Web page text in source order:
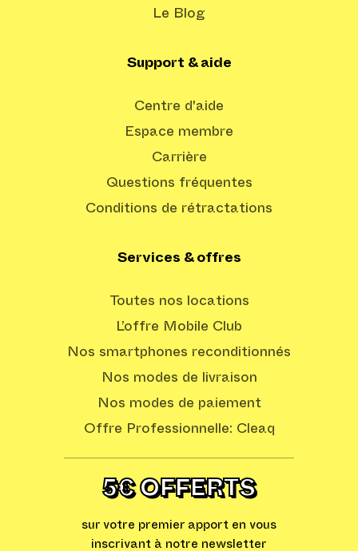
Le Blog
Support & aide
Centre d'aide
Espace membre
Carrière
Questions fréquentes
Conditions de rétractations
Services & offres
Toutes nos locations
L’offre Mobile Club
Nos smartphones reconditionnés
Nos modes de livraison
Nos modes de paiement
Offre Professionnelle: Cleaq
5€ OFFERTS
sur votre premier apport en vous
inscrivant à notre newsletter